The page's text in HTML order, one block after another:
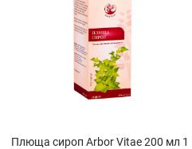
Плюща сироп Arbor Vitae 200 мл 1